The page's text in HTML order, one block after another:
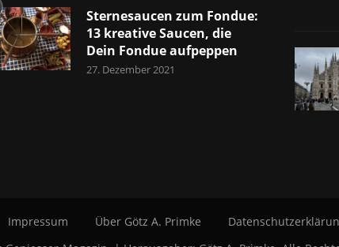
Sternesaucen zum Fondue:
13 kreative Saucen, die
Dein Fondue aufpeppen
27. Dezember 2021
Impressum Über Götz A. Primke